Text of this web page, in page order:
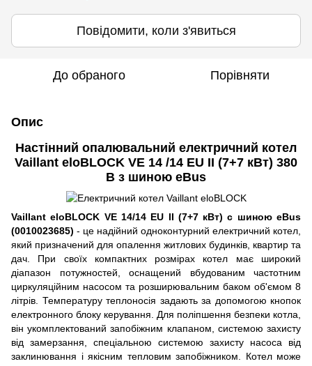
Повідомити, коли з'явиться
До обраного Порівняти
Опис
Настінний опалювальний електричний котел
Vaillant eloBLOCK VE 14 /14 EU II (7+7 кВт) 380
В з шиною eBus
Vaillant eloBLOCK VE 14/14 EU II (7+7 кВт) c шиною eBus
(0010023685) - це надійний одноконтурний електричний котел,
який призначений для опалення житлових будинків, квартир та
дач. При своїх компактних розмірах котел має широкий
діапазон потужностей, оснащений вбудованим частотним
циркуляційним насосом та розширювальним баком об'ємом 8
літрів. Температуру теплоносія задають за допомогою кнопок
електронного блоку керування. Для поліпшення безпеки котла,
він укомплектований запобіжним клапаном, системою захисту
від замерзання, спеціальною системою захисту насоса від
заклинювання і якісним тепловим запобіжником. Котел може